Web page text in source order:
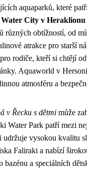
aquaparků, které
Water City v Heraklionu
různých obtížností, od
atrakce pro starší
rodiče, kteří si chtějí
Aquaworld v
atmosféru a
v Řecku s dětmi může
Water Park patří mezi
udržuje vysokou kvalitu
Faliraki a nabízí
a speciálních